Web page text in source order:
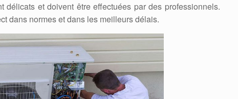
délicats et doivent être effectuées par des professionnels.
dans normes et dans les meilleurs délais.